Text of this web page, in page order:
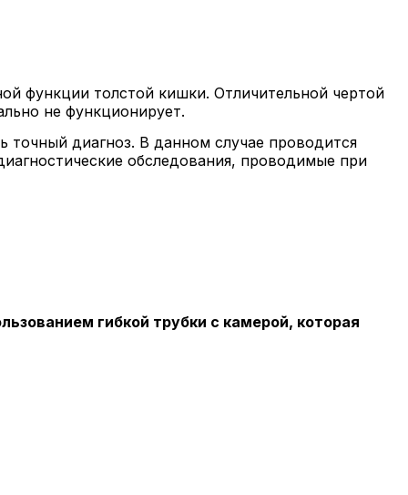
функции толстой кишки. Отличительной чертой
не функционирует.
диагноз. В данном случае проводится
обследования, проводимые при
гибкой трубки с камерой, которая